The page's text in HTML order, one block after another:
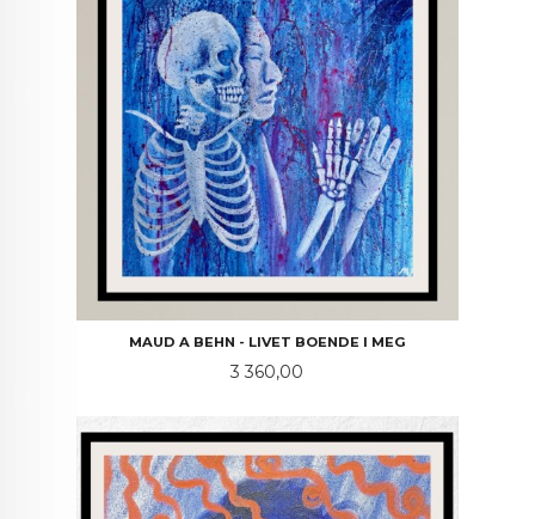
MAUD A BEHN - LIVET BOENDE I MEG
Pris
3 360,00